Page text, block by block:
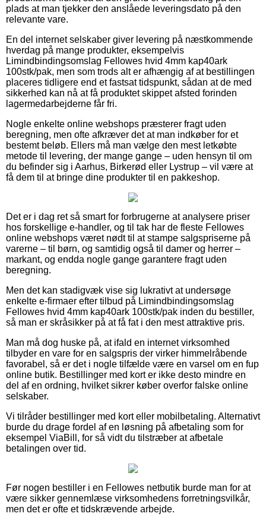
plads at man tjekker den anslåede leveringsdato på den
relevante vare.
En del internet selskaber giver levering på næstkommende
hverdag på mange produkter, eksempelvis
Limindbindingsomslag Fellowes hvid 4mm kap40ark
100stk/pak, men som trods alt er afhængig af at bestillingen
placeres tidligere end et fastsat tidspunkt, sådan at de med
sikkerhed kan nå at få produktet skippet afsted forinden
lagermedarbejderne får fri.
Nogle enkelte online webshops præsterer fragt uden
beregning, men ofte afkræver det at man indkøber for et
bestemt beløb. Ellers må man vælge den mest letkøbte
metode til levering, der mange gange – uden hensyn til om
du befinder sig i Aarhus, Birkerød eller Lystrup – vil være at
få dem til at bringe dine produkter til en pakkeshop.
Det er i dag ret så smart for forbrugerne at analysere priser
hos forskellige e-handler, og til tak har de fleste Fellowes
online webshops været nødt til at stampe salgspriserne på
varerne – til børn, og samtidig også til damer og herrer –
markant, og endda nogle gange garantere fragt uden
beregning.
Men det kan stadigvæk vise sig lukrativt at undersøge
enkelte e-firmaer efter tilbud på Limindbindingsomslag
Fellowes hvid 4mm kap40ark 100stk/pak inden du bestiller,
så man er skråsikker på at få fat i den mest attraktive pris.
Man må dog huske på, at ifald en internet virksomhed
tilbyder en vare for en salgspris der virker himmelråbende
favorabel, så er det i nogle tilfælde være en varsel om en fup
online butik. Bestillinger med kort er ikke desto mindre en
del af en ordning, hvilket sikrer køber overfor falske online
selskaber.
Vi tilråder bestillinger med kort eller mobilbetaling. Alternativt
burde du drage fordel af en løsning på afbetaling som for
eksempel ViaBill, for så vidt du tilstræber at afbetale
betalingen over tid.
Før nogen bestiller i en Fellowes netbutik burde man for at
være sikker gennemlæse virksomhedens forretningsvilkår,
men det er ofte et tidskrævende arbejde.